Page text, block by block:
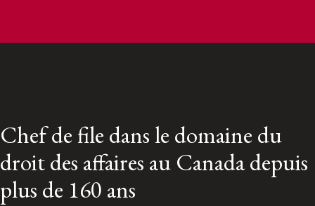
Chef de file dans le domaine du
droit des affaires au Canada depuis
plus de 160 ans